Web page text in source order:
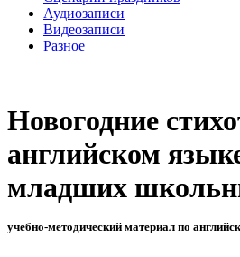
Аудиозаписи
Видеозаписи
Разное
Новогодние
английском
младших
учебно-методический материал по